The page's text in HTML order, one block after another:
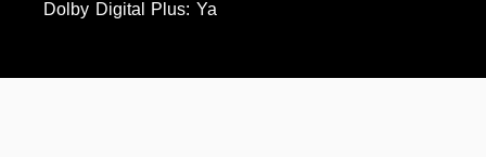
Dolby Digital Plus: Ya